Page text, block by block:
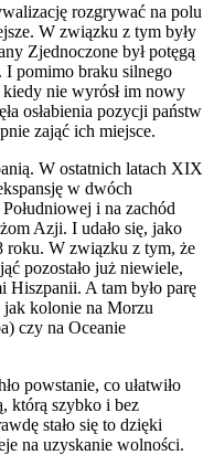
rozgrywać na polu
W związku z tym były
Zjednoczone był potęgą
I pomimo braku silnego
kiedy nie wyrósł im nowy
osłabienia pozycji państw
zająć ich miejsce.
W ostatnich latach XIX
w dwóch
i na zachód
Azji. I udało się, jako
roku. W związku z tym, że
pozostało już niewiele,
Hiszpanii. A tam było parę
kolonie na Morzu
czy na Oceanie
powstanie, co ułatwiło
którą szybko i bez
stało się to dzięki
na uzyskanie wolności.